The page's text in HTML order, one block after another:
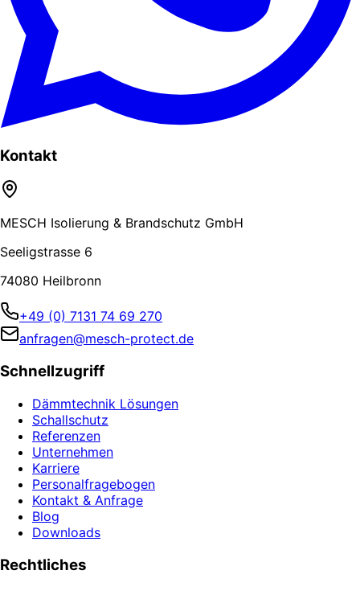
Kontakt
MESCH Isolierung & Brandschutz GmbH
Seeligstrasse 6
74080 Heilbronn
+49 (0) 7131 74 69 270
anfragen@mesch-protect.de
Schnellzugriff
Dämmtechnik Lösungen
Schallschutz
Referenzen
Unternehmen
Karriere
Personalfragebogen
Kontakt & Anfrage
Blog
Downloads
Rechtliches